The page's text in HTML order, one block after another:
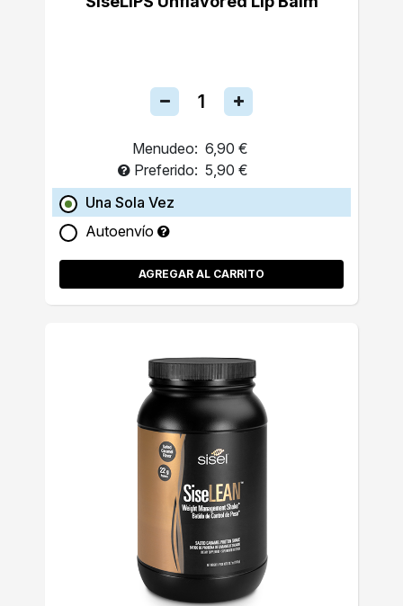
Menudeo: 6,90 €
Preferido: 5,90 €
Una Sola Vez
Autoenvío
AGREGAR AL CARRITO